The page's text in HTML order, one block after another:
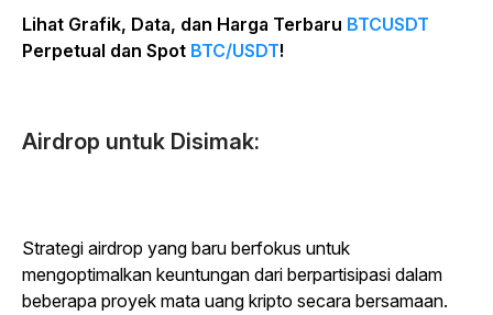
Lihat Grafik, Data, dan Harga Terbaru BTCUSDT
Perpetual dan Spot BTC/USDT!
Airdrop untuk Disimak:
Strategi airdrop yang baru berfokus untuk
mengoptimalkan keuntungan dari berpartisipasi dalam
beberapa proyek mata uang kripto secara bersamaan.